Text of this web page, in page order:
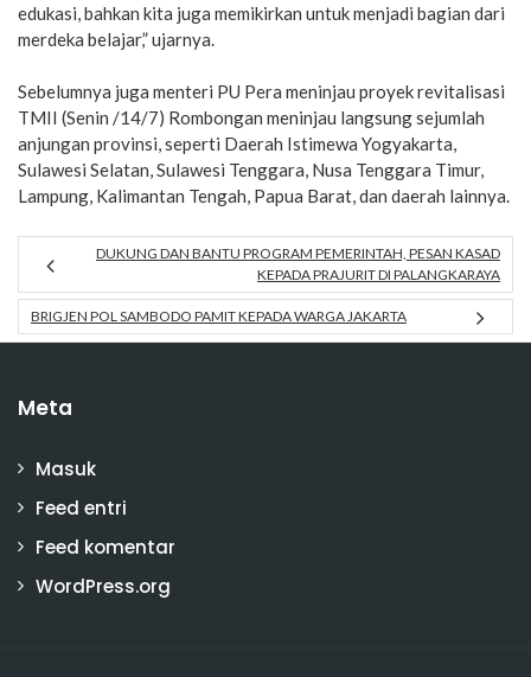
edukasi, bahkan kita juga memikirkan untuk menjadi bagian dari
merdeka belajar,” ujarnya.
Sebelumnya juga menteri PU Pera meninjau proyek revitalisasi
TMII (Senin /14/7) Rombongan meninjau langsung sejumlah
anjungan provinsi, seperti Daerah Istimewa Yogyakarta,
Sulawesi Selatan, Sulawesi Tenggara, Nusa Tenggara Timur,
Lampung, Kalimantan Tengah, Papua Barat, dan daerah lainnya.
DUKUNG DAN BANTU PROGRAM PEMERINTAH, PESAN KASAD
KEPADA PRAJURIT DI PALANGKARAYA
BRIGJEN POL SAMBODO PAMIT KEPADA WARGA JAKARTA
Meta
Masuk
Feed entri
Feed komentar
WordPress.org